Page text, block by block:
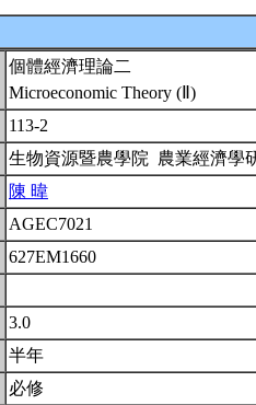
個體經濟理論二
Microeconomic Theory (Ⅱ)
113-2
生物資源暨農學院 農業經濟學
陳 暐
AGEC7021
627EM1660
3.0
半年
必修